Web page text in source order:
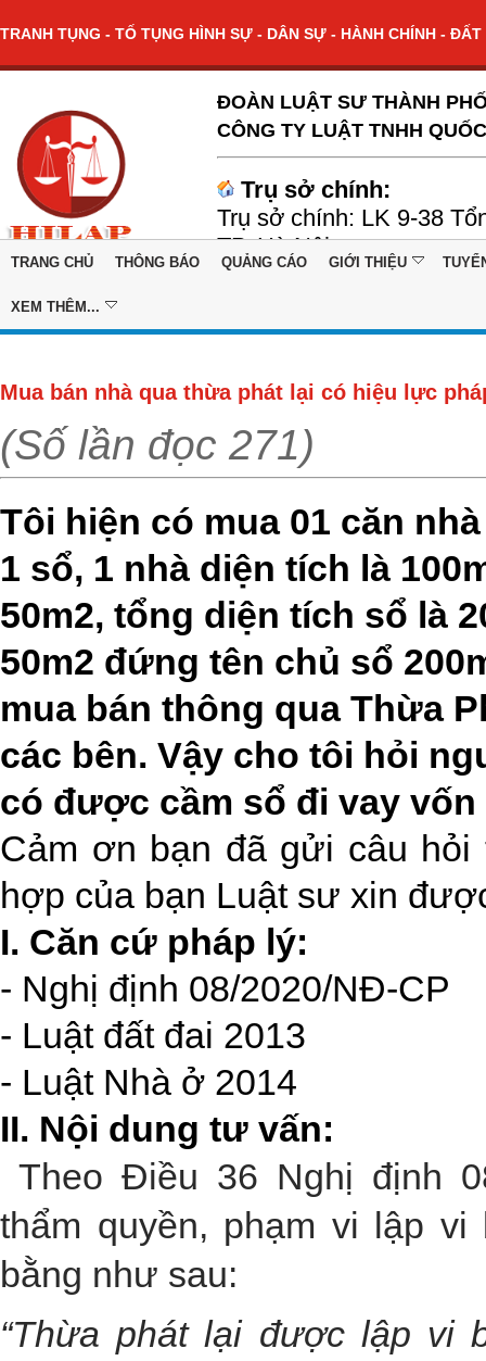
TRANH TỤNG - TỐ TỤNG HÌNH SỰ - DÂN SỰ - HÀNH CHÍNH -
ĐOÀN LUẬT SƯ THÀNH
CÔNG TY LUẬT TNHH
Trụ sở chính:
Trụ sở chính: LK 9-38
TP. Hà Nội
TRANG CHỦ THÔNG BÁO QUẢNG CÁO GIỚI THIỆU
XEM THÊM...
Mua bán nhà qua thừa phát lại có hiệu lực
(Số lần đọc 271)
Tôi hiện có mua 01 căn
1 sổ, 1 nhà diện tích là
50m2, tổng diện tích sổ là
50m2 đứng tên chủ sổ
mua bán thông qua Thừa
các bên. Vậy cho tôi hỏi
có được cầm sổ đi vay
Cảm ơn bạn đã gửi câu
hợp của bạn Luật sư xin
I. Căn cứ pháp lý:
- Nghị định 08/2020/NĐ-CP
- Luật đất đai 2013
- Luật Nhà ở 2014
II. Nội dung tư vấn:
Theo Điều 36 Nghị định
thẩm quyền, phạm vi lập
bằng như sau:
“Thừa phát lại được lập vi